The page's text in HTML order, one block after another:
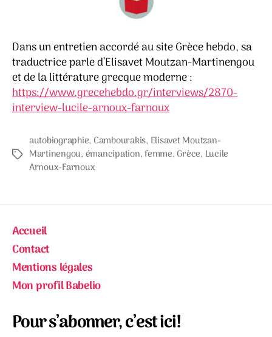
Dans un entretien accordé au site Grèce hebdo, sa
traductrice parle d’Elisavet Moutzan-Martinengou
et de la littérature grecque moderne :
https://www.grecehebdo.gr/interviews/2870-
interview-lucile-arnoux-farnoux
Étiquettes
autobiographie, Cambourakis, Elisavet Moutzan-
Martinengou, émancipation,femme, Grèce, Lucile
Arnoux-Farnoux
Accueil
Contact
Mentions légales
Mon profil Babelio
Pour s’abonner, c’est ici!